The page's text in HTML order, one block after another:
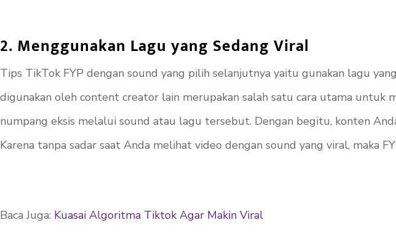
2. Menggunakan Lagu yang Sedang Viral
Tips TikTok FYP dengan sound yang pilih selanjutnya yaitu gunakan lagu
digunakan oleh content creator lain merupakan salah satu cara utama untuk
numpang eksis melalui sound atau lagu tersebut. Dengan begitu, konten
Karena tanpa sadar saat Anda melihat video dengan sound yang viral, maka
Baca Juga: Kuasai Algoritma Tiktok Agar Makin Viral